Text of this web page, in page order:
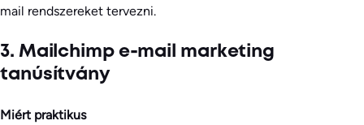
mail rendszereket tervezni.
3. Mailchimp e-mail marketing
tanúsítvány
Miért praktikus